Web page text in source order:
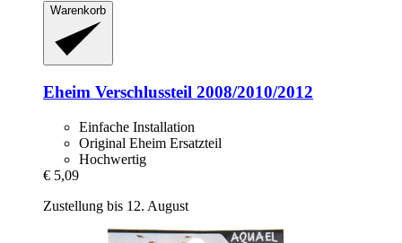
Warenkorb
Eheim Verschlussteil 2008/2010/2012
Einfache Installation
Original Eheim Ersatzteil
Hochwertig
€ 5,09
Zustellung bis 12. August